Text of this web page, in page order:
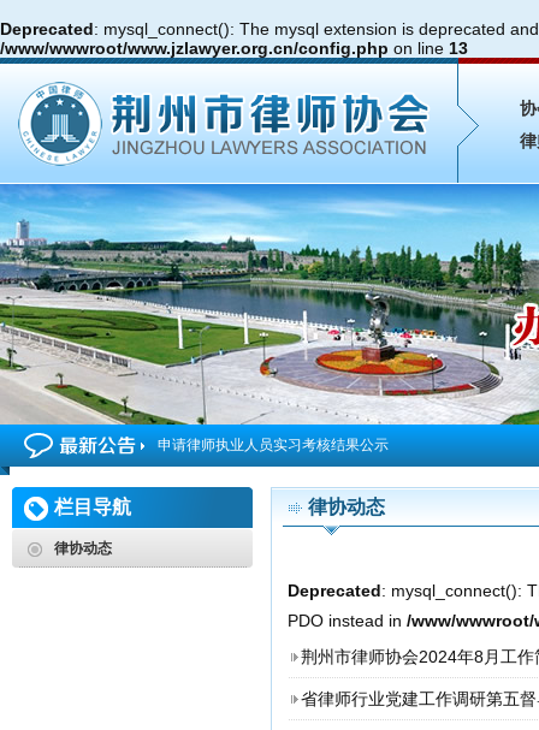
Deprecated: mysql_connect(): The mysql extension is deprecated
/www/wwwroot/www.jzlawyer.org.cn/config.php on line 13
申请律师执业人员实习考核结果公示
2026年度第4期申请律师执业人员参加面试考核的通知
申请律师执业人员实习考核结果公示
2026年度第3期申请律师执业人员参加面试考核的通知
申请律师执业人员实习考核结果公示
2026年度第2期申请律师执业人员参加面试考核的通知
申请律师执业人员实习考核结果公示
栏目导航
律协动态
律协动态
Deprecated: mysql_connect():
PDO instead in/www/
荆州市律师协会2024年8月工作
省律师行业党建工作调研第五